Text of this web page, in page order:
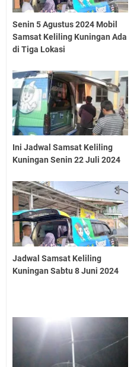
Senin 5 Agustus 2024 Mobil
Samsat Keliling Kuningan Ada
di Tiga Lokasi
Ini Jadwal Samsat Keliling
Kuningan Senin 22 Juli 2024
Jadwal Samsat Keliling
Kuningan Sabtu 8 Juni 2024